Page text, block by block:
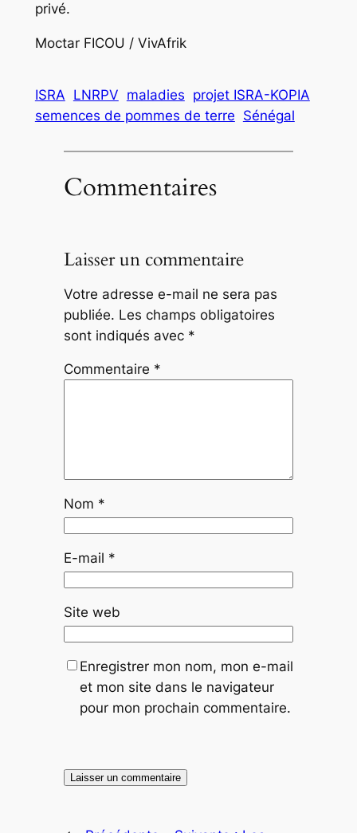
privé.
Moctar FICOU / VivAfrik
ISRA LNRPV maladies projet ISRA-KOPIA
semences de pommes de terre Sénégal
Commentaires
Laisser un commentaire
Votre adresse e-mail ne sera pas
publiée. Les champs obligatoires
sont indiqués avec *
Commentaire *
Nom *
E-mail *
Site web
Enregistrer mon nom, mon e-mail
et mon site dans le navigateur
pour mon prochain commentaire.